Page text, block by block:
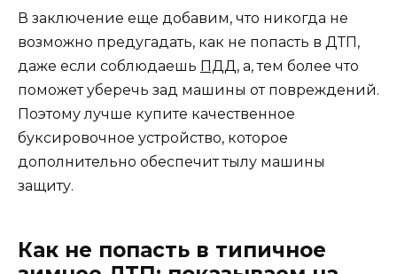
В заключение еще добавим, что никогда не
возможно предугадать, как не попасть в ДТП,
даже если соблюдаешь ПДД, а, тем более что
поможет уберечь зад машины от повреждений.
Поэтому лучше купите качественное
буксировочное устройство, которое
дополнительно обеспечит тылу машины
защиту.
Как не попасть в типичное